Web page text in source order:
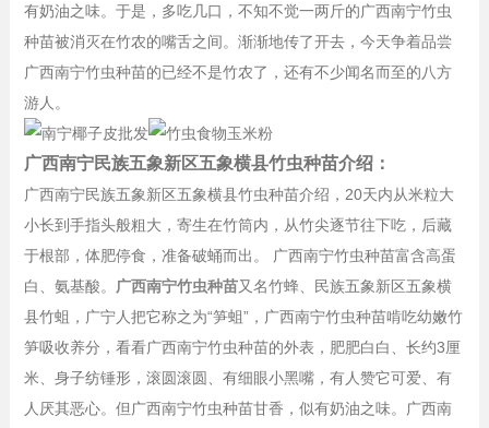
有奶油之味。于是，多吃几口，不知不觉一两斤的广西南宁竹虫
种苗被消灭在竹农的嘴舌之间。渐渐地传了开去，今天争着品尝
广西南宁竹虫种苗的已经不是竹农了，还有不少闻名而至的八方
游人。
广西南宁民族五象新区五象横县竹虫种苗介绍：
广西南宁民族五象新区五象横县竹虫种苗介绍，20天内从米粒大
小长到手指头般粗大，寄生在竹筒内，从竹尖逐节往下吃，后藏
于根部，体肥停食，准备破蛹而出。 广西南宁竹虫种苗富含高蛋
白、氨基酸。 广西南宁竹虫种苗又名竹蜂、民族五象新区五象横
县竹蛆，广宁人把它称之为“笋蛆”，广西南宁竹虫种苗啃吃幼嫩竹
笋吸收养分，看看广西南宁竹虫种苗的外表，肥肥白白、长约3厘
米、身子纺锤形，滚圆滚圆、有细眼小黑嘴，有人赞它可爱、有
人厌其恶心。但广西南宁竹虫种苗甘香，似有奶油之味。广西南